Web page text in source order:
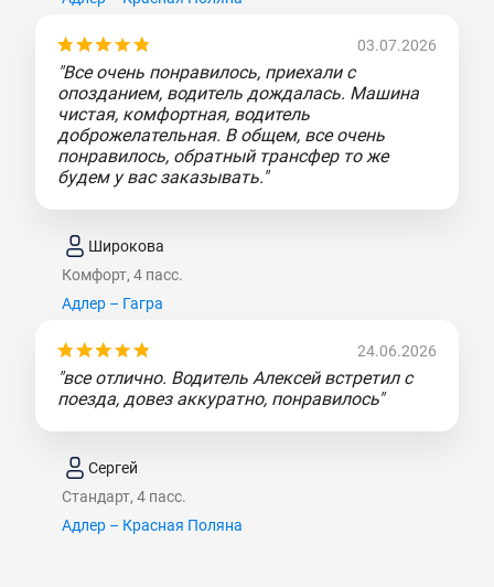
03.07.2026
"Все очень понравилось, приехали с
опозданием, водитель дождалась. Машина
чистая, комфортная, водитель
доброжелательная. В общем, все очень
понравилось, обратный трансфер то же
будем у вас заказывать."
Широкова
Комфорт, 4 пасс.
Адлер – Гагра
24.06.2026
"все отлично. Водитель Алексей встретил с
поезда, довез аккуратно, понравилось"
Сергей
Стандарт, 4 пасс.
Адлер – Красная Поляна